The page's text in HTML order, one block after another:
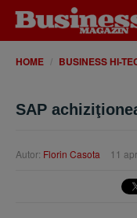
HOME BUSINESS HI-
SAP
Autor: Florin Casota 11